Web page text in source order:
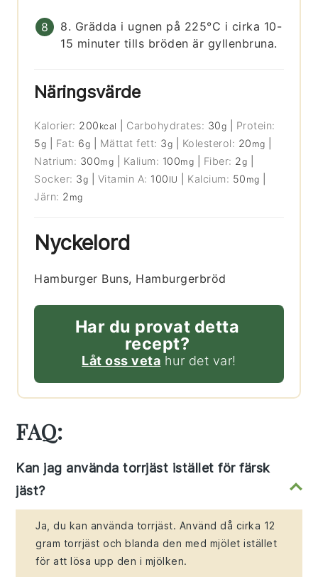
8. Grädda i ugnen på 225°C i cirka 10-
15 minuter tills bröden är gyllenbruna.
Näringsvärde
Kalorier: 200 kcal Carbohydrates: 30g
Protein:
5g Fat: 6g Mättat fett: 3g Kolesterol: 20 mg
Natrium: 300mg Kalium: 100mg Fiber: 2g
Socker: 3g Vitamin A: 100 IU Kalcium: 50 mg
Järn: 2 mg
Nyckelord
Hamburger Buns, Hamburgerbröd
Har du provat detta
recept?
Låt oss veta hur det var!
FAQ:
Kan jag använda torrjäst istället för färsk
jäst?
Ja, du kan använda torrjäst. Använd då cirka 12
gram torrjäst och blanda den med mjölet istället
för att lösa upp den i mjölken.